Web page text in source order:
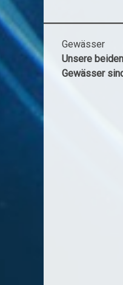
Gewässer
Unsere
Gewässer